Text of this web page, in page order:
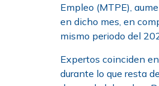
Empleo (MTPE),
en dicho mes, en
mismo periodo del
Expertos coinciden
durante lo que resta